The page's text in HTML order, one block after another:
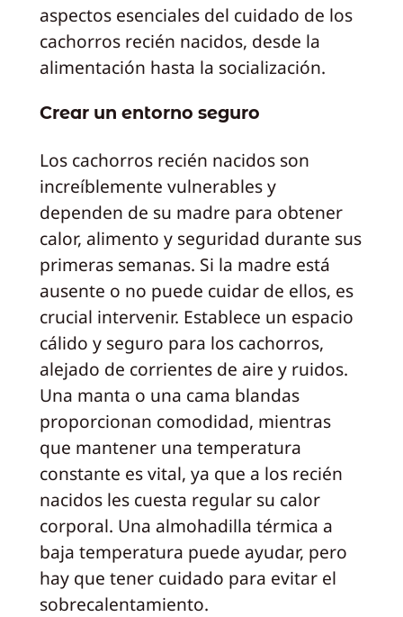
aspectos esenciales del cuidado de los
cachorros recién nacidos, desde la
alimentación hasta la socialización.
Crear un entorno seguro
Los cachorros recién nacidos son
increíblemente vulnerables y
dependen de su madre para obtener
calor, alimento y seguridad durante sus
primeras semanas. Si la madre está
ausente o no puede cuidar de ellos, es
crucial intervenir. Establece un espacio
cálido y seguro para los cachorros,
alejado de corrientes de aire y ruidos.
Una manta o una cama blandas
proporcionan comodidad, mientras
que mantener una temperatura
constante es vital, ya que a los recién
nacidos les cuesta regular su calor
corporal. Una almohadilla térmica a
baja temperatura puede ayudar, pero
hay que tener cuidado para evitar el
sobrecalentamiento.